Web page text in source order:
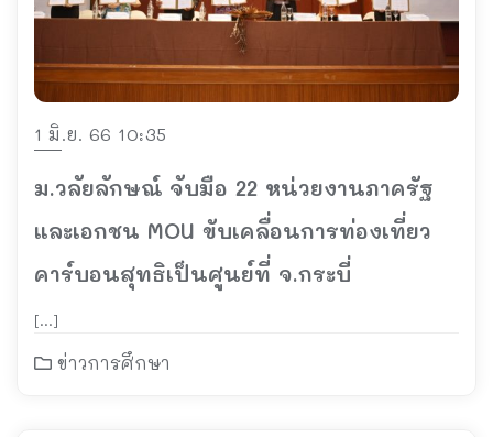
1 มิ.ย. 66 10:35
ม.วลัยลักษณ์ จับมือ 22 หน่วยงานภาครัฐ
และเอกชน MOU ขับเคลื่อนการท่องเที่ยว
คาร์บอนสุทธิเป็นศูนย์ที่ จ.กระบี่
[…]
ข่าวการศึกษา